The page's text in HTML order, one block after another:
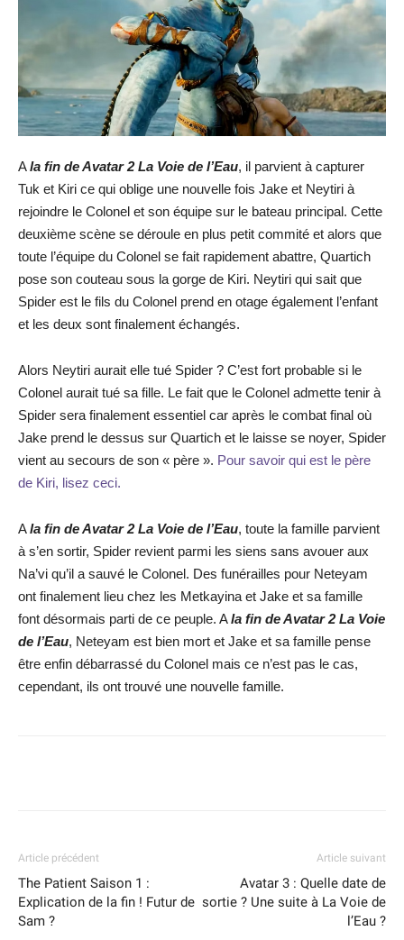
Ala fin de Avatar 2 La Voie de l’Eau, il parvient à capturer
Tuk et Kiri ce qui oblige une nouvelle fois Jake et Neytiri à
rejoindre le Colonel et son équipe sur le bateau principal. Cette
deuxième scène se déroule en plus petit commité et alors que
toute l’équipe du Colonel se fait rapidement abattre, Quartich
pose son couteau sous la gorge de Kiri. Neytiri qui sait que
Spider est le fils du Colonel prend en otage également l’enfant
et les deux sont finalement échangés.
Alors Neytiri aurait elle tué Spider ? C’est fort probable si le
Colonel aurait tué sa fille. Le fait que le Colonel admette tenir à
Spider sera finalement essentiel car après le combat final où
Jake prend le dessus sur Quartich et le laisse se noyer, Spider
vient au secours de son « père ». Pour savoir qui est le père
de Kiri, lisez ceci.
Ala fin de Avatar 2 La Voie de l’Eau, toute la famille parvient
à s’en sortir, Spider revient parmi les siens sans avouer aux
Na’vi qu’il a sauvé le Colonel. Des funérailles pour Neteyam
ont finalement lieu chez les Metkayina et Jake et sa famille
font désormais parti de ce peuple. Ala fin de Avatar 2 La Voie
de l’Eau, Neteyam est bien mort et Jake et sa famille pense
être enfin débarrassé du Colonel mais ce n’est pas le cas,
cependant, ils ont trouvé une nouvelle famille.
Article précédent
The Patient Saison 1 :
Explication de la fin ! Futur de
Sam ?
Article suivant
Avatar 3 : Quelle date de
sortie ? Une suite à La Voie de
l’Eau ?